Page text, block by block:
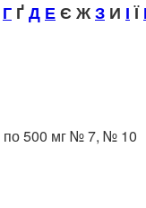
Г ҐД ЕЄ ЖЗ И ІЇ
по 500 мг № 7, № 10